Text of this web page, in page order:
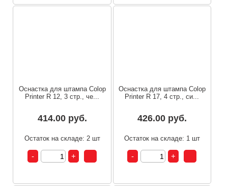
Оснастка для штампа Colop
Printer R 12, 3 стр., че...
414.00 руб.
Остаток на складе: 2 шт
Оснастка для штампа Colop
Printer R 17, 4 стр., си...
426.00 руб.
Остаток на складе: 1 шт